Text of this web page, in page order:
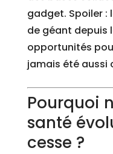
gadget. Spoiler :
de géant depuis
opportunités
jamais été aussi
Pourquoi
santé
cesse ?